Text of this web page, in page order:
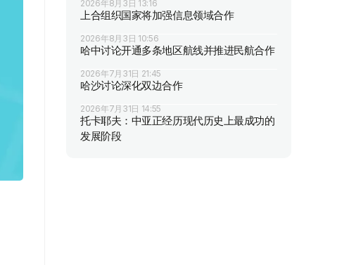
2026年8月3日 13:16
上合组织国家将加强信息领域合作
2026年8月3日 10:56
哈中讨论开通多条地区航线并推进民航合作
2026年7月31日 21:45
哈沙讨论深化双边合作
2026年7月31日 14:55
托卡耶夫：中亚正经历现代历史上最成功的
发展阶段